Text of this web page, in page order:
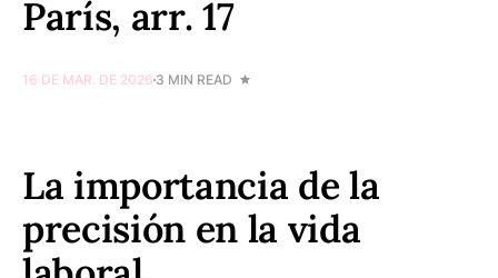
París, arr. 17
16 DE MAR. DE 2026 3 MIN READ
La importancia de la
precisión en la vida